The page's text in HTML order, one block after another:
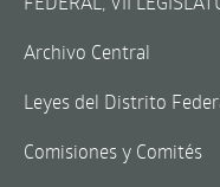
Archivo Central
Leyes del Distrito
Comisiones y Comités